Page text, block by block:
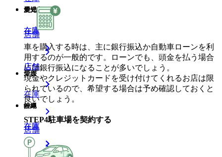
愛知
在庫
店舗
岐阜
在庫
店舗
愛媛
在庫
店舗
鹿児島
在庫
店舗
沖縄
在庫
車を購入する時は、主に銀行振込か自動車ローンを利
用するのが一般的です。ローンでも、頭金を払う場合
には銀行振込になることが多いでしょう。
現金やクレジットカードを受け付けてくれるお店は限
られているので、希望する場合は予め確認しておくと
良いでしょう。
STEP4駐車場を契約する